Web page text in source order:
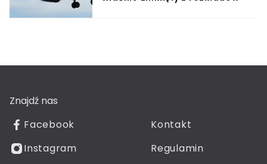
Znajdź nas
Facebook
Instagram
Kontakt
Regulamin